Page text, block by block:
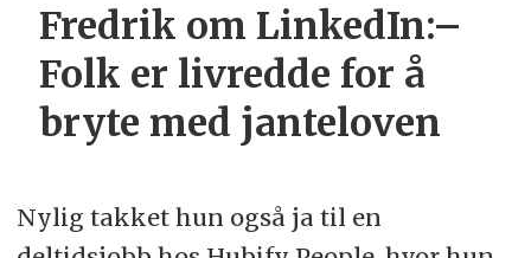
Fredrik om LinkedIn:–
Folk er livredde for å
bryte med janteloven
Nylig takket hun også ja til en